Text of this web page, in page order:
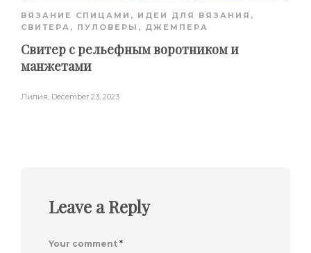
ВЯЗАНИЕ СПИЦАМИ , ИДЕИ ДЛЯ ВЯЗАНИЯ ,
СВИТЕРА, ПУЛОВЕРЫ, ДЖЕМПЕРА
Свитер с рельефным воротником и
манжетами
Лилия, December 23, 2023
Leave a Reply
Your comment *